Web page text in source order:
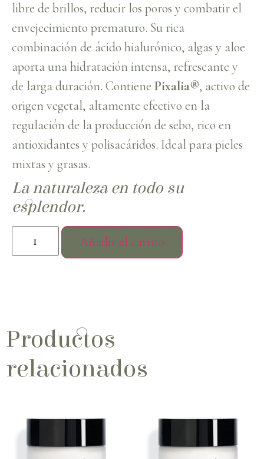
libre de brillos, reducir los poros y combatir el
envejecimiento prematuro. Su rica
combinación de ácido hialurónico, algas y aloe
aporta una hidratación intensa, refrescante y
de larga duración. Contiene Pixalia®, activo de
origen vegetal, altamente efectivo en la
regulación de la producción de sebo, rico en
antioxidantes y polisacáridos. Ideal para pieles
mixtas y grasas.
La naturaleza en todo su
esplendor.
Añadir al carrito
Productos
relacionados